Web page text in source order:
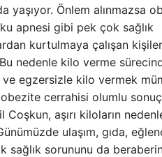
yaşıyor. Önlem alınmazsa
apnesi gibi pek çok sağlık
kurtulmaya çalışan
nedenle kilo verme
egzersizle kilo vermek
cerrahisi olumlu
aşırı kiloların
ulaşım, gıda,
sağlık sorununu da